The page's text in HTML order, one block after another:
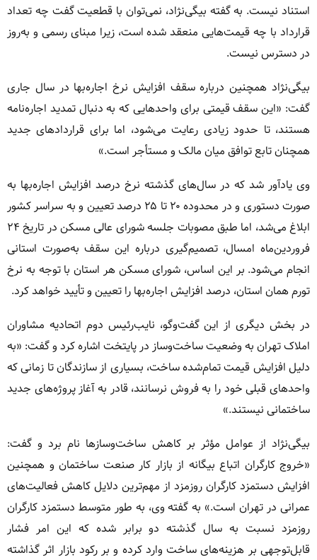
استناد نیست. به گفته بیگی‌نژاد، نمی‌توان با قطعیت گفت چه تعداد
قرارداد با چه قیمت‌هایی منعقد شده است، زیرا مبنای رسمی و به‌روز
در دسترس نیست.
بیگی‌نژاد همچنین درباره سقف افزایش نرخ اجاره‌بها در سال جاری
گفت: «این سقف قیمتی برای واحدهایی که به دنبال تمدید اجاره‌نامه
هستند، تا حدود زیادی رعایت می‌شود، اما برای قراردادهای جدید
همچنان تابع توافق میان مالک و مستأجر است.»
وی یادآور شد که در سال‌های گذشته نرخ درصد افزایش اجاره‌بها به
صورت دستوری و در محدوده ۲۰ تا ۲۵ درصد تعیین و به سراسر کشور
ابلاغ می‌شد، اما طبق مصوبات جلسه شورای عالی مسکن در تاریخ ۲۴
فروردین‌ماه امسال، تصمیم‌گیری درباره این سقف به‌صورت استانی
انجام می‌شود. بر این اساس، شورای مسکن هر استان با توجه به نرخ
تورم همان استان، درصد افزایش اجاره‌بها را تعیین و تأیید خواهد کرد.
در بخش دیگری از این گفت‌وگو، نایب‌رئیس دوم اتحادیه مشاوران
املاک تهران به وضعیت ساخت‌وساز در پایتخت اشاره کرد و گفت: «به
دلیل افزایش قیمت تمام‌شده ساخت، بسیاری از سازندگان تا زمانی که
واحدهای قبلی خود را به فروش نرسانند، قادر به آغاز پروژه‌های جدید
ساختمانی نیستند.»
بیگی‌نژاد از عوامل مؤثر بر کاهش ساخت‌وسازها نام برد و گفت:
«خروج کارگران اتباع بیگانه از بازار کار صنعت ساختمان و همچنین
افزایش دستمزد کارگران روزمزد از مهم‌ترین دلایل کاهش فعالیت‌های
عمرانی در تهران است.» به گفته وی، به طور متوسط دستمزد کارگران
روزمزد نسبت به سال گذشته دو برابر شده که این امر فشار
قابل‌توجهی بر هزینه‌های ساخت وارد کرده و بر رکود بازار اثر گذاشته